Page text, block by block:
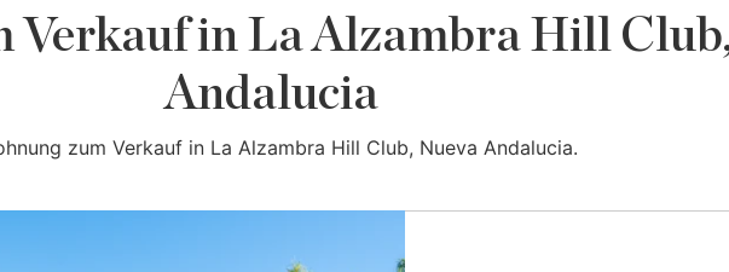
Verkauf in La Alzambra Hill
Andalucia
zum Verkauf in La Alzambra Hill Club, Nueva Andalucia.